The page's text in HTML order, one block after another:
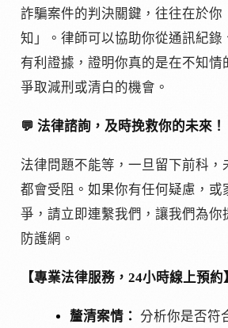
詐騙案件的判決關鍵，往往在於你
知」。律師可以協助你從通訊紀錄
有利證據，證明你真的是在不知情
爭取減刑或清白的機會。
💬 法律諮詢，及時挽救你的未來！
法律問題不能等，一旦留下前科，
都會受阻。如果你有任何疑慮，或
爭，請立即連繫我們，讓我們為你
防護網。
【專業法律服務，24小時線上預約
釐清案情： 分析你是否符